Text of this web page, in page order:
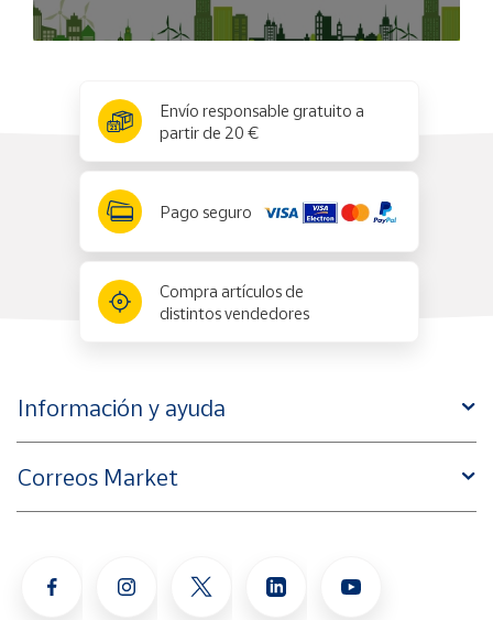
Envío responsable gratuito a
partir de 20 €
Pago seguro
Compra artículos de
distintos vendedores
Información y ayuda
Correos Market